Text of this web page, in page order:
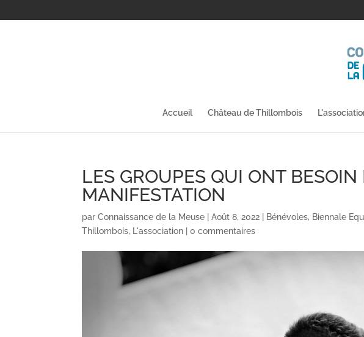
Accueil Château de Thillombois
LES GROUPES QUI ONT
MANIFESTATION
parConnaissance de la Meuse |Août 8, 2022 | Bénévoles, Biennale
Thillombois, L'association |0 commentaires